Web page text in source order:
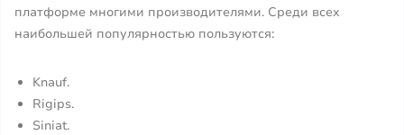
платформе многими производителями. Среди всех
наибольшей популярностью пользуются:
Knauf.
Rigips.
Siniat.